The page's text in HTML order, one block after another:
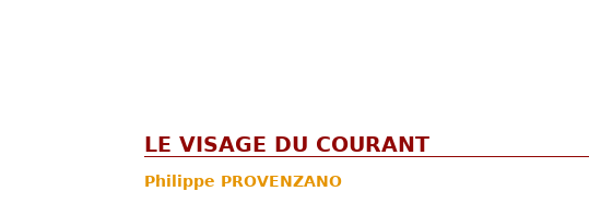
LE VISAGE DU COURANT
Philippe PROVENZANO